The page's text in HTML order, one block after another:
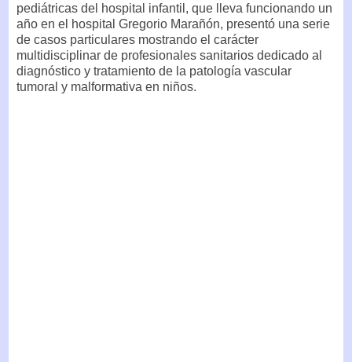
pediátricas del hospital infantil, que lleva funcionando un
año en el hospital Gregorio Marañón, presentó una serie
de casos particulares mostrando el carácter
multidisciplinar de profesionales sanitarios dedicado al
diagnóstico y tratamiento de la patología vascular
tumoral y malformativa en niños.